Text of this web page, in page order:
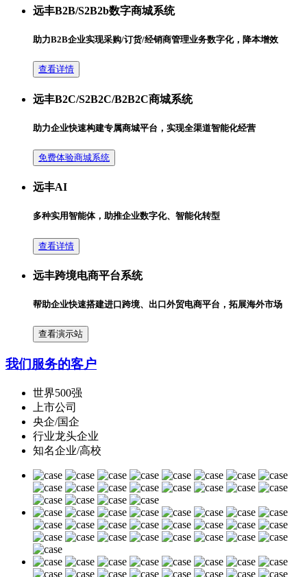
远丰B2B/S2B2b数字商城系统
助力B2B企业实现采购/订货/经销商管理业务数字化，降本增效
查看详情
远丰B2C/S2B2C/B2B2C商城系统
助力企业快速构建专属商城平台，实现全渠道智能化经营
免费体验商城系统
远丰AI
多种实用智能体，助推企业数字化、智能化转型
查看详情
远丰跨境电商平台系统
帮助企业快速搭建进口跨境、出口外贸电商平台，拓展海外市场
查看演示站
我们服务的客户
世界500强
上市公司
央企/国企
行业龙头企业
知名企业/高校